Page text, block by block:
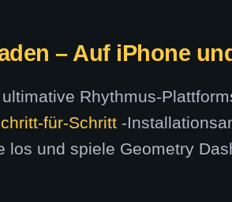
– Auf iPhone
Rhythmus-
für-Schritt -
und spiele Geometry